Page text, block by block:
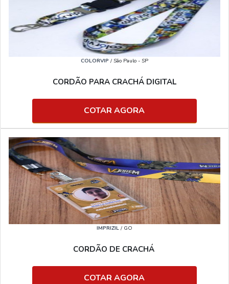
COLORVIP / São Paulo - SP
CORDÃO PARA CRACHÁ DIGITAL
COTAR AGORA
IMPRIZIL / GO
CORDÃO DE CRACHÁ
COTAR AGORA